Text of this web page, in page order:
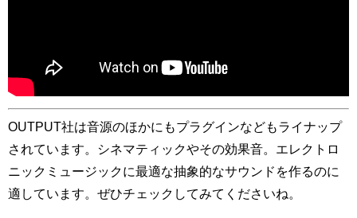
OUTPUT社は音源のほかにもプラグインなどもライナップ
されています。シネマティックやその効果音。エレクトロ
ニックミュージックに最適な抽象的なサウンドを作るのに
適しています。ぜひチェックしてみてくださいね。